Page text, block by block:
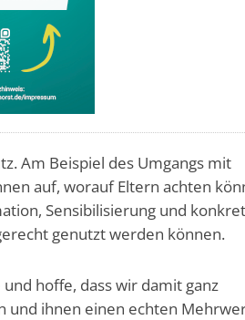
Am Beispiel des Umgangs mit
auf, worauf Eltern achten
Sensibilisierung und
genutzt werden können.
hoffe, dass wir damit ganz
und ihnen einen echten